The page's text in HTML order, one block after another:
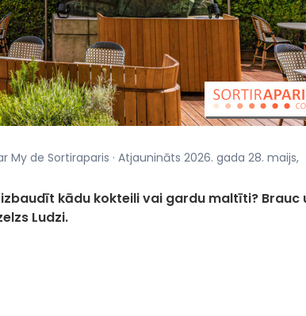
My de Sortiraparis · Atjaunināts 2026. gada 28. maijs,
kādu kokteili vai gardu maltīti? Brauc
Ludzi.